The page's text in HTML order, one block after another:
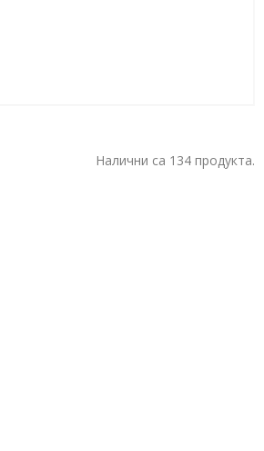
Налични са 134 продукта.